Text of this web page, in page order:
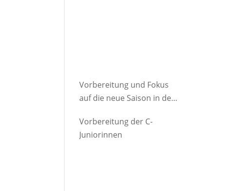
Vorbereitung und Fokus
auf die neue Saison in der
Vorbereitung der C-
Juniorinnen